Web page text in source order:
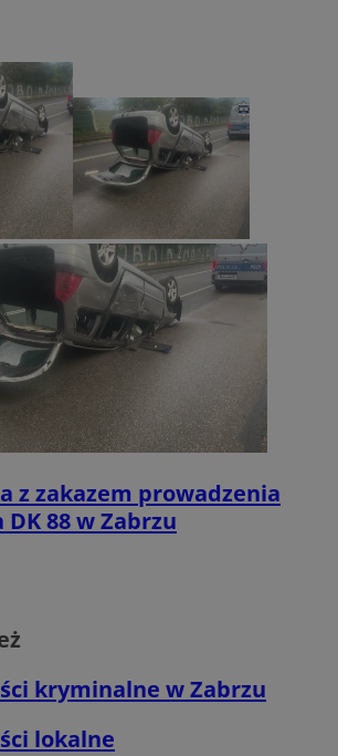
z zakazem prowadzenia
DK 88 w Zabrzu
kryminalne w Zabrzu
lokalne